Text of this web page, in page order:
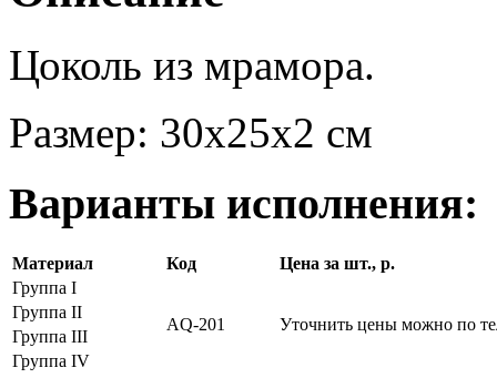
Цоколь из мрамора.
Размер: 30х25х2 см
Варианты исполнения:
Материал Код
Цена за шт., р.
Группа I
AQ-201
Уточнить цены можно по
Группа II
Группа III
Группа IV